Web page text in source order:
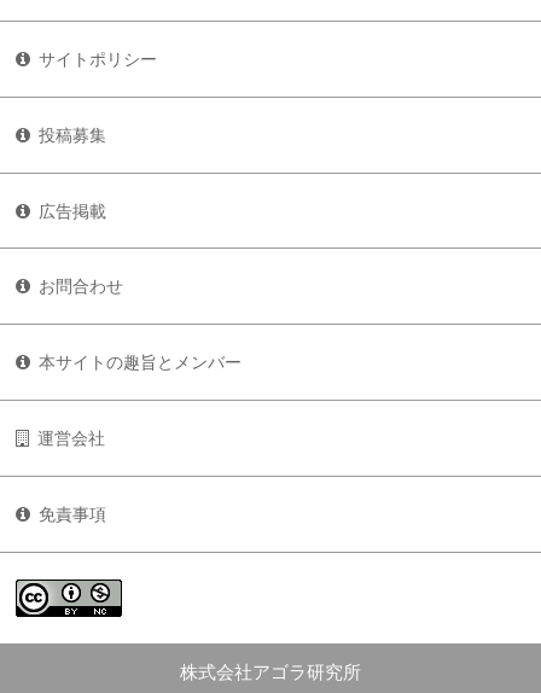
サイトポリシー
投稿募集
広告掲載
お問合わせ
本サイトの趣旨とメンバー
運営会社
免責事項
株式会社アゴラ研究所